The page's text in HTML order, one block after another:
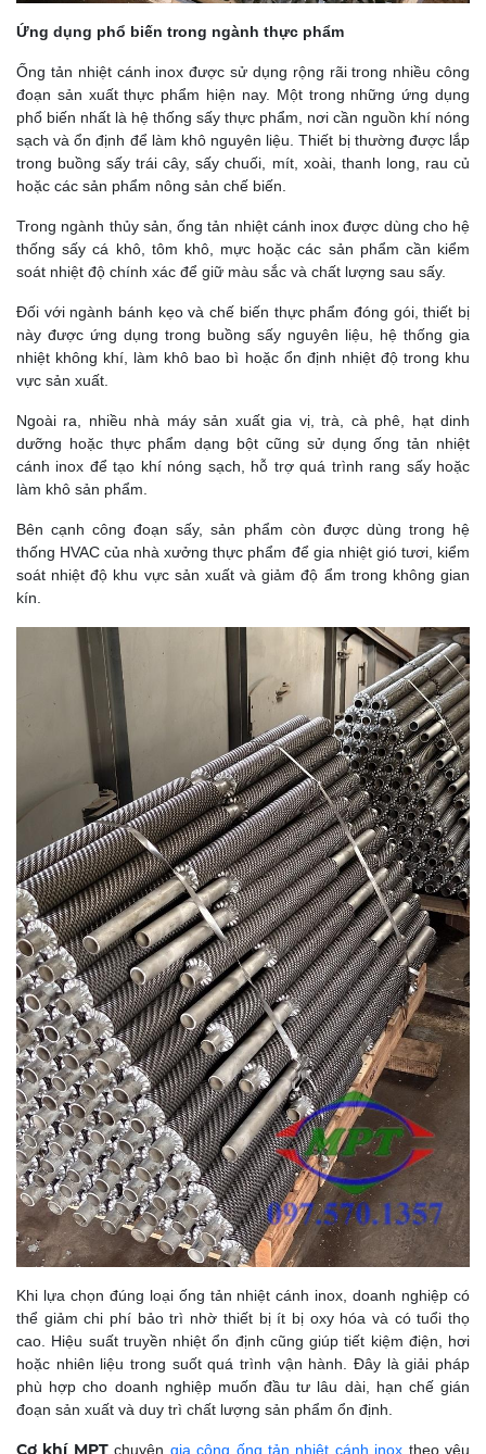
Ứng dụng phổ biến trong ngành thực phẩm
Ống tản nhiệt cánh inox được sử dụng rộng rãi trong nhiều công
đoạn sản xuất thực phẩm hiện nay. Một trong những ứng dụng
phổ biến nhất là hệ thống sấy thực phẩm, nơi cần nguồn khí nóng
sạch và ổn định để làm khô nguyên liệu. Thiết bị thường được lắp
trong buồng sấy trái cây, sấy chuối, mít, xoài, thanh long, rau củ
hoặc các sản phẩm nông sản chế biến.
Trong ngành thủy sản, ống tản nhiệt cánh inox được dùng cho hệ
thống sấy cá khô, tôm khô, mực hoặc các sản phẩm cần kiểm
soát nhiệt độ chính xác để giữ màu sắc và chất lượng sau sấy.
Đối với ngành bánh kẹo và chế biến thực phẩm đóng gói, thiết bị
này được ứng dụng trong buồng sấy nguyên liệu, hệ thống gia
nhiệt không khí, làm khô bao bì hoặc ổn định nhiệt độ trong khu
vực sản xuất.
Ngoài ra, nhiều nhà máy sản xuất gia vị, trà, cà phê, hạt dinh
dưỡng hoặc thực phẩm dạng bột cũng sử dụng ống tản nhiệt
cánh inox để tạo khí nóng sạch, hỗ trợ quá trình rang sấy hoặc
làm khô sản phẩm.
Bên cạnh công đoạn sấy, sản phẩm còn được dùng trong hệ
thống HVAC của nhà xưởng thực phẩm để gia nhiệt gió tươi, kiểm
soát nhiệt độ khu vực sản xuất và giảm độ ẩm trong không gian
kín.
Khi lựa chọn đúng loại ống tản nhiệt cánh inox, doanh nghiệp có
thể giảm chi phí bảo trì nhờ thiết bị ít bị oxy hóa và có tuổi thọ
cao. Hiệu suất truyền nhiệt ổn định cũng giúp tiết kiệm điện, hơi
hoặc nhiên liệu trong suốt quá trình vận hành. Đây là giải pháp
phù hợp cho doanh nghiệp muốn đầu tư lâu dài, hạn chế gián
đoạn sản xuất và duy trì chất lượng sản phẩm ổn định.
Cơ khí MPTchuyên gia công ống tản nhiệt cánh inox theo yêu